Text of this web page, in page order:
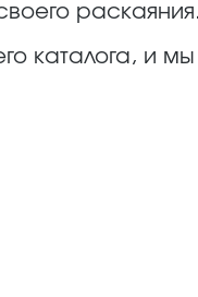
раскаяния.
каталога, и мы